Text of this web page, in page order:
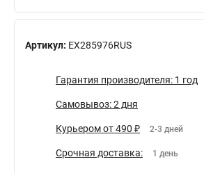
Артикул: EX285976RUS
Гарантия производителя: 1 год
Самовывоз: 2 дня
Курьером от 490 ₽ 2-3 дней
Срочная доставка: 1 день